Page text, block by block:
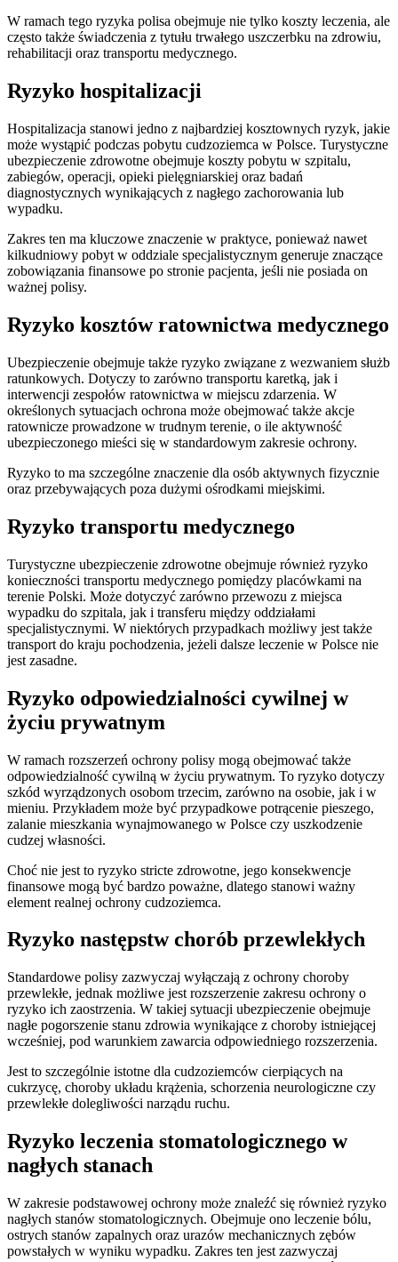
W ramach tego ryzyka polisa obejmuje nie tylko koszty leczenia, ale
często także świadczenia z tytułu trwałego uszczerbku na zdrowiu,
rehabilitacji oraz transportu medycznego.
Ryzyko hospitalizacji
Hospitalizacja stanowi jedno z najbardziej kosztownych ryzyk, jakie
może wystąpić podczas pobytu cudzoziemca w Polsce. Turystyczne
ubezpieczenie zdrowotne obejmuje koszty pobytu w szpitalu,
zabiegów, operacji, opieki pielęgniarskiej oraz badań
diagnostycznych wynikających z nagłego zachorowania lub
wypadku.
Zakres ten ma kluczowe znaczenie w praktyce, ponieważ nawet
kilkudniowy pobyt w oddziale specjalistycznym generuje znaczące
zobowiązania finansowe po stronie pacjenta, jeśli nie posiada on
ważnej polisy.
Ryzyko kosztów ratownictwa medycznego
Ubezpieczenie obejmuje także ryzyko związane z wezwaniem służb
ratunkowych. Dotyczy to zarówno transportu karetką, jak i
interwencji zespołów ratownictwa w miejscu zdarzenia. W
określonych sytuacjach ochrona może obejmować także akcje
ratownicze prowadzone w trudnym terenie, o ile aktywność
ubezpieczonego mieści się w standardowym zakresie ochrony.
Ryzyko to ma szczególne znaczenie dla osób aktywnych fizycznie
oraz przebywających poza dużymi ośrodkami miejskimi.
Ryzyko transportu medycznego
Turystyczne ubezpieczenie zdrowotne obejmuje również ryzyko
konieczności transportu medycznego pomiędzy placówkami na
terenie Polski. Może dotyczyć zarówno przewozu z miejsca
wypadku do szpitala, jak i transferu między oddziałami
specjalistycznymi. W niektórych przypadkach możliwy jest także
transport do kraju pochodzenia, jeżeli dalsze leczenie w Polsce nie
jest zasadne.
Ryzyko odpowiedzialności cywilnej w
życiu prywatnym
W ramach rozszerzeń ochrony polisy mogą obejmować także
odpowiedzialność cywilną w życiu prywatnym. To ryzyko dotyczy
szkód wyrządzonych osobom trzecim, zarówno na osobie, jak i w
mieniu. Przykładem może być przypadkowe potrącenie pieszego,
zalanie mieszkania wynajmowanego w Polsce czy uszkodzenie
cudzej własności.
Choć nie jest to ryzyko stricte zdrowotne, jego konsekwencje
finansowe mogą być bardzo poważne, dlatego stanowi ważny
element realnej ochrony cudzoziemca.
Ryzyko następstw chorób przewlekłych
Standardowe polisy zazwyczaj wyłączają z ochrony choroby
przewlekłe, jednak możliwe jest rozszerzenie zakresu ochrony o
ryzyko ich zaostrzenia. W takiej sytuacji ubezpieczenie obejmuje
nagłe pogorszenie stanu zdrowia wynikające z choroby istniejącej
wcześniej, pod warunkiem zawarcia odpowiedniego rozszerzenia.
Jest to szczególnie istotne dla cudzoziemców cierpiących na
cukrzycę, choroby układu krążenia, schorzenia neurologiczne czy
przewlekłe dolegliwości narządu ruchu.
Ryzyko leczenia stomatologicznego w
nagłych stanach
W zakresie podstawowej ochrony może znaleźć się również ryzyko
nagłych stanów stomatologicznych. Obejmuje ono leczenie bólu,
ostrych stanów zapalnych oraz urazów mechanicznych zębów
powstałych w wyniku wypadku. Zakres ten jest zazwyczaj